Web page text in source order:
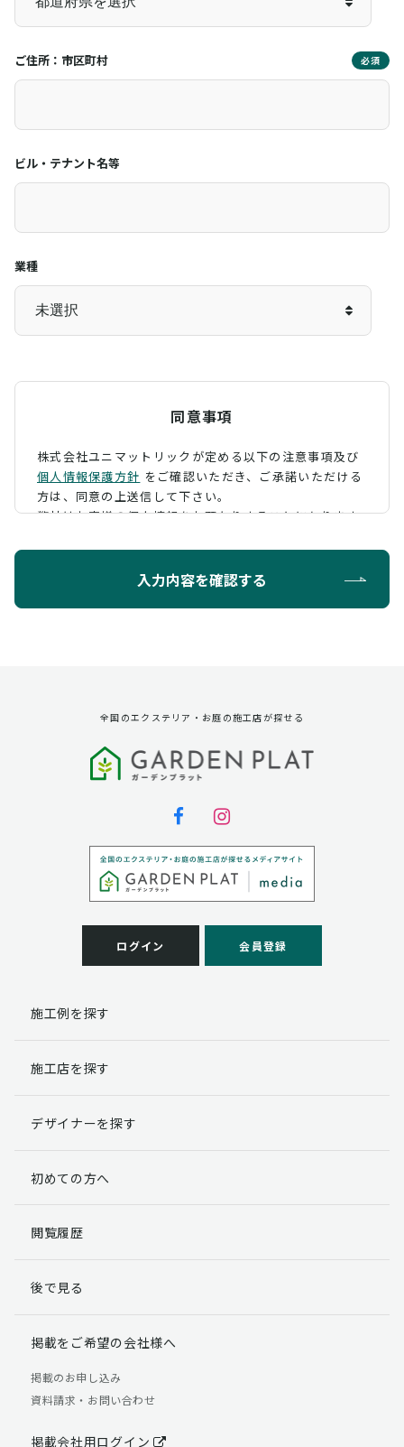
ご住所：市区町村 必須
ビル・テナント名等
業種
同意事項
株式会社ユニマットリックが定める以下の注意事項及び
個人情報保護方針 をご確認いただき、 ご承諾いただける
方は、同意の上送信して下さい。
弊社はお客様の個人情報をお預かりすることになります
ように定め、保護に努めております。
第三者への提供
弊社は法律で定められている場合を除いて、お客様の個
個人情報の取扱い業務の委託
弊社は事業運営上、お客様により良いサービスを提供す
るために業務の一部を外部に委託しており、業務委託先
客様には、貴殿の個人情報の利用目的の通知、開示、訂
理・機密保持などによりお客様の個人情報の漏洩防止に
個人情報提出の任意性
す。
らかじめご了承ください。
個人情報の開示請求について
る権利があります。
「個人情報の取り扱いについて」
【お問合せ先】 個人情報問合せ窓口
TEL：03-5411-7891（平日9:00 ～ 18:00）
入力内容を確認する
全国のエクステリア・お庭の施工店が探せる
ログイン 会員登録
施工例を探す
施工店を探す
デザイナーを探す
初めての方へ
閲覧履歴
後で見る
掲載をご希望の会社様へ
掲載のお申し込み
資料請求・お問い合わせ
掲載会社用ログイン